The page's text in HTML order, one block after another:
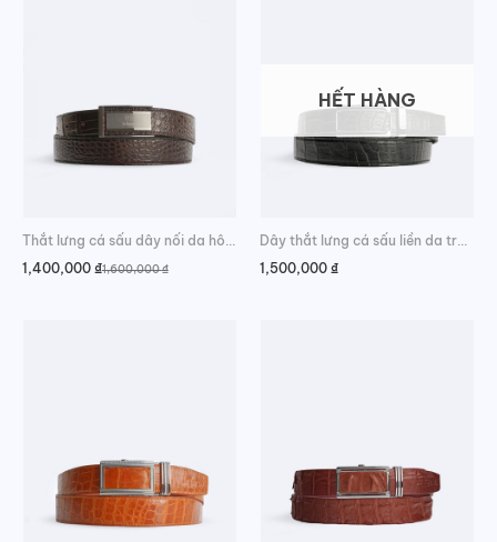
Thắt lưng cá sấu dây nối da hông phong cách
1,600,000₫
Giá
1,400,000 ₫
Giá
HẾT HÀNG
Dây thắt lưng cá sấu liền da trơn trẻ trung
1,500,000 ₫